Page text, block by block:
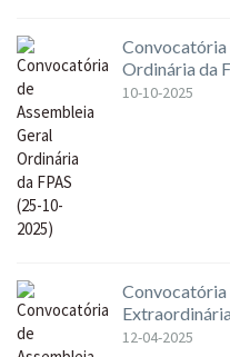
Convocatória
Ordinária da
10-10-2025
Convocatória
12-04-2025